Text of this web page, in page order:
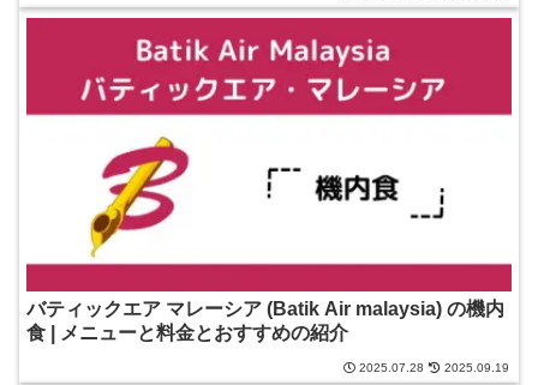
バティックエア マレーシア (Batik Air malaysia) の機内
食 | メニューと料金とおすすめの紹介
2025.07.28 2025.09.19